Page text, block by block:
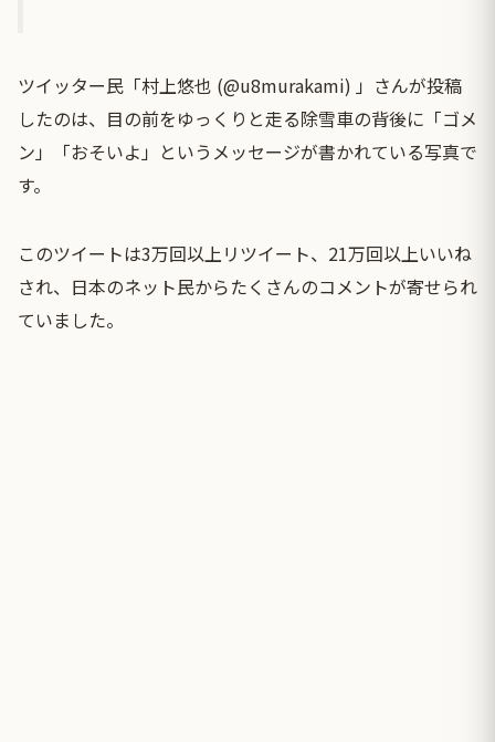
ツイッター民「村上悠也 (@u8murakami) 」さんが投稿
したのは、目の前をゆっくりと走る除雪車の背後に「ゴメ
ン」「おそいよ」というメッセージが書かれている写真で
す。
このツイートは3万回以上リツイート、21万回以上いいね
され、日本のネット民からたくさんのコメントが寄せられ
ていました。